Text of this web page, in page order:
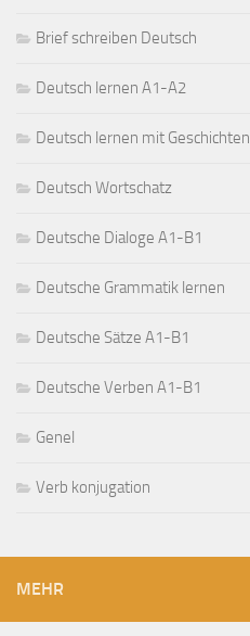
Brief schreiben Deutsch
Deutsch lernen A1-A2
Deutsch lernen mit Geschichten
Deutsch Wortschatz
Deutsche Dialoge A1-B1
Deutsche Grammatik lernen
Deutsche Sätze A1-B1
Deutsche Verben A1-B1
Genel
Verb konjugation
MEHR